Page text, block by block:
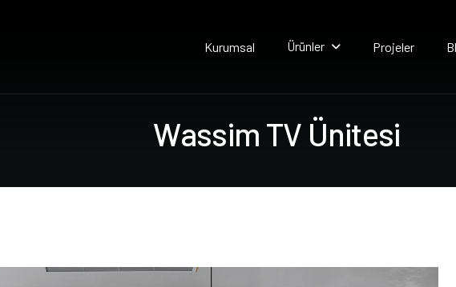
Kurumsal Ürünler Projeler
Wassim TV Ünitesi